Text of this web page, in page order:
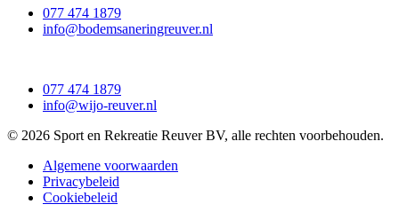
077 474 1879
info@bodemsaneringreuver.nl
077 474 1879
info@wijo-reuver.nl
© 2026 Sport en Rekreatie Reuver BV, alle rechten voorbehouden.
Algemene voorwaarden
Privacybeleid
Cookiebeleid